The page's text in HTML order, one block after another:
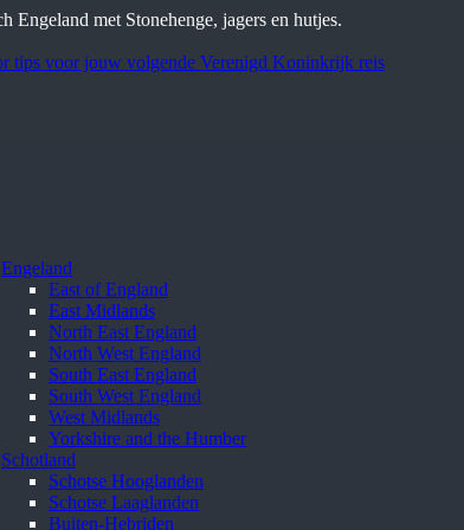
Engeland
East of England
East Midlands
North East England
North West England
South East England
South West England
West Midlands
Yorkshire and the Humber
Schotland
Schotse Hooglanden
Schotse Laaglanden
Buiten-Hebriden